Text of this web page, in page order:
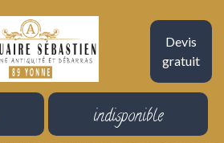
Devis
gratuit
indisponible